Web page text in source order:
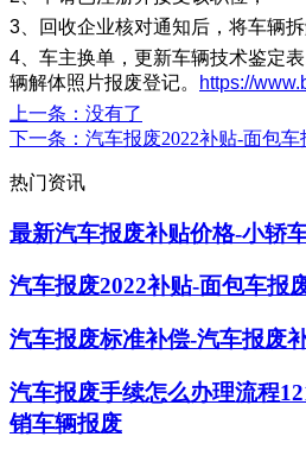
3、回收企业核对通知后，将车辆拆
4、车主换单，更新车辆技术鉴定
辆解体照片报废登记。
https://
上一条 ：没有了
下一条 ：汽车报废2022补贴-面包
热门资讯
最新汽车报废补贴价格-小轿
汽车报废2022补贴-面包车报
汽车报废标准补偿-汽车报废
汽车报废手续怎么办理流程
销车辆报废